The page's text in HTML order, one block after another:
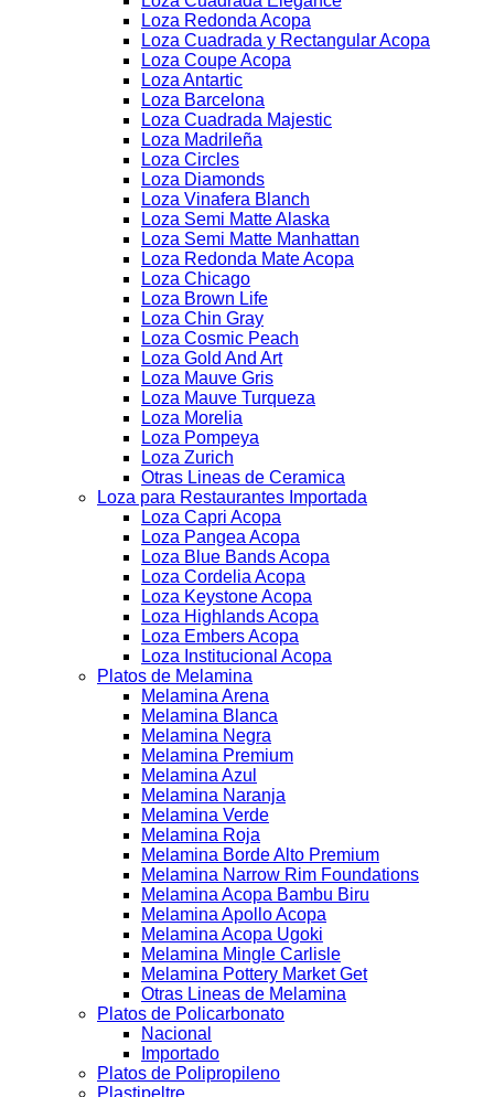
Loza Redonda Acopa
Loza Cuadrada y Rectangular Acopa
Loza Coupe Acopa
Loza Antartic
Loza Barcelona
Loza Cuadrada Majestic
Loza Madrileña
Loza Circles
Loza Diamonds
Loza Vinafera Blanch
Loza Semi Matte Alaska
Loza Semi Matte Manhattan
Loza Redonda Mate Acopa
Loza Chicago
Loza Brown Life
Loza Chin Gray
Loza Cosmic Peach
Loza Gold And Art
Loza Mauve Gris
Loza Mauve Turqueza
Loza Morelia
Loza Pompeya
Loza Zurich
Otras Lineas de Ceramica
Loza para Restaurantes Importada
Loza Capri Acopa
Loza Pangea Acopa
Loza Blue Bands Acopa
Loza Cordelia Acopa
Loza Keystone Acopa
Loza Highlands Acopa
Loza Embers Acopa
Loza Institucional Acopa
Platos de Melamina
Melamina Arena
Melamina Blanca
Melamina Negra
Melamina Premium
Melamina Azul
Melamina Naranja
Melamina Verde
Melamina Roja
Melamina Borde Alto Premium
Melamina Narrow Rim Foundations
Melamina Acopa Bambu Biru
Melamina Apollo Acopa
Melamina Acopa Ugoki
Melamina Mingle Carlisle
Melamina Pottery Market Get
Otras Lineas de Melamina
Platos de Policarbonato
Nacional
Importado
Platos de Polipropileno
Plastipeltre